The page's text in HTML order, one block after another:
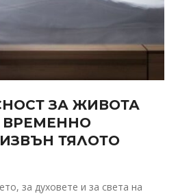
ЗА ЖИВОТА
ВРЕМЕННО
ТЯЛОТО
за духовете и за света на